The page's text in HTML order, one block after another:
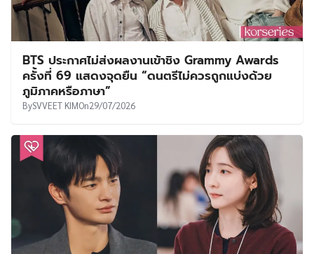
BTS ประกาศไม่ส่งผลงานเข้าชิง Grammy Awards
ครั้งที่ 69 แสดงจุดยืน “ดนตรีไม่ควรถูกแบ่งด้วย
ภูมิภาคหรือภาษา”
BySVVEET KIMOn29/07/2026